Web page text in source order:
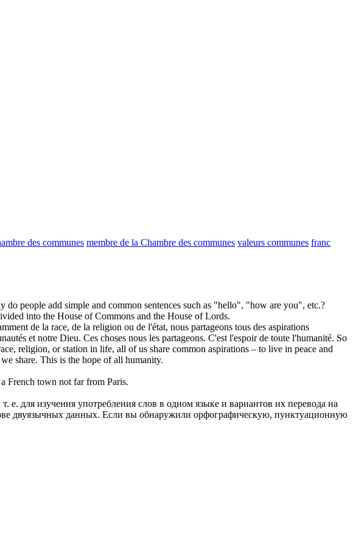
des communes membre de la Chambre des communes valeurs communes franc
do people add simple and common sentences such as "hello", "how are you", etc.?
into the House of Commons and the House of Lords.
de la race, de la religion ou de l'état, nous partageons tous des aspirations
et notre Dieu. Ces choses nous les partageons. C'est l'espoir de toute l'humanité. So
religion, or station in life, all of us share common aspirations – to live in peace and
share. This is the hope of all humanity.
French town not far from Paris.
е. для изучения употребления слов в одном языке и вариантов их перевода на
двуязычных данных. Если вы обнаружили орфографическую, пунктуационную